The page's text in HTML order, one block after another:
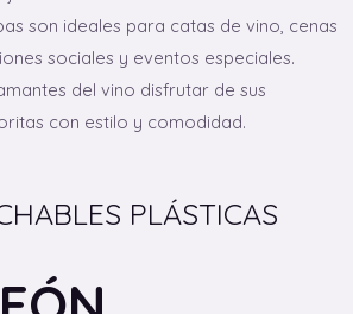
son ideales para catas de vino, cenas
sociales y eventos especiales.
del vino disfrutar de sus
con estilo y comodidad.
PLÁSTICAS